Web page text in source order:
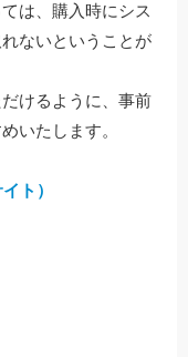
は、購入時にシス
ないということが
けるように、事前
いたします。
ト）